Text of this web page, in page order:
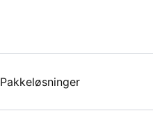
Pakkeløsninger